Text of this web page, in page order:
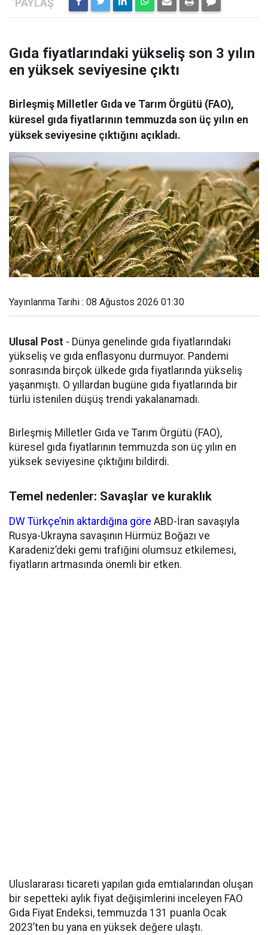
Gıda fiyatlarındaki yükseliş son 3 yılın
en yüksek seviyesine çıktı
Birleşmiş Milletler Gıda ve Tarım Örgütü (FAO),
küresel gıda fiyatlarının temmuzda son üç yılın en
yüksek seviyesine çıktığını açıkladı.
Yayınlanma Tarihi : 08 Ağustos 2026 01:30
Ulusal Post - Dünya genelinde gıda fiyatlarındaki
yükseliş ve gıda enflasyonu durmuyor. Pandemi
sonrasında birçok ülkede gıda fiyatlarında yükseliş
yaşanmıştı. O yıllardan bugüne gıda fiyatlarında bir
türlü istenilen düşüş trendi yakalanamadı.
Birleşmiş Milletler Gıda ve Tarım Örgütü (FAO),
küresel gıda fiyatlarının temmuzda son üç yılın en
yüksek seviyesine çıktığını bildirdi.
Temel nedenler: Savaşlar ve kuraklık
DW Türkçe’nin aktardığına göre ABD-İran savaşıyla
Rusya-Ukrayna savaşının Hürmüz Boğazı ve
Karadeniz’deki gemi trafiğini olumsuz etkilemesi,
fiyatların artmasında önemli bir etken.
Uluslararası ticareti yapılan gıda emtialarından oluşan
bir sepetteki aylık fiyat değişimlerini inceleyen FAO
Gıda Fiyat Endeksi, temmuzda 131 puanla Ocak
2023’ten bu yana en yüksek değere ulaştı.